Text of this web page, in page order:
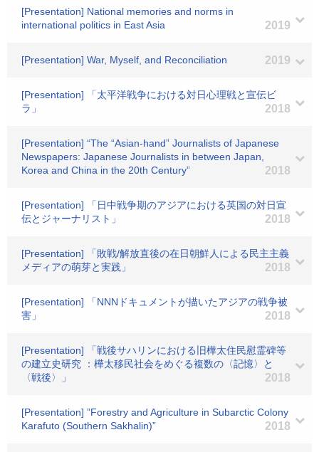
[Presentation] National memories and norms in
international politics in East Asia
2019
[Presentation] War, Myself, and Reconciliation 2019
[Presentation] 「太平洋戦争における対日心理戦と宣伝ビ
ラ」
2018
[Presentation] “The “Asian-hand” Journalists of Japanese
Newspapers: Japanese Journalists in between Japan,
Korea and China in the 20th Century”
2018
[Presentation] 「日中戦争期のアジアにおける英国の対日宣
伝とジャーナリスト」
2018
[Presentation] 「敗戦/解放直後の在日朝鮮人による民主主義
メディアの萌芽と実践」
2018
[Presentation] 「NNNドキュメントが描いたアジアの戦争被
害」
2018
[Presentation] 「戦後サハリンにおける旧樺太住民慰霊碑等
の建立史研究 ：樺太移民社会をめぐる複数の〈記憶〉と
〈戦後〉」
2018
[Presentation] ”Forestry and Agriculture in Subarctic Colony
Karafuto (Southern Sakhalin)”
2018